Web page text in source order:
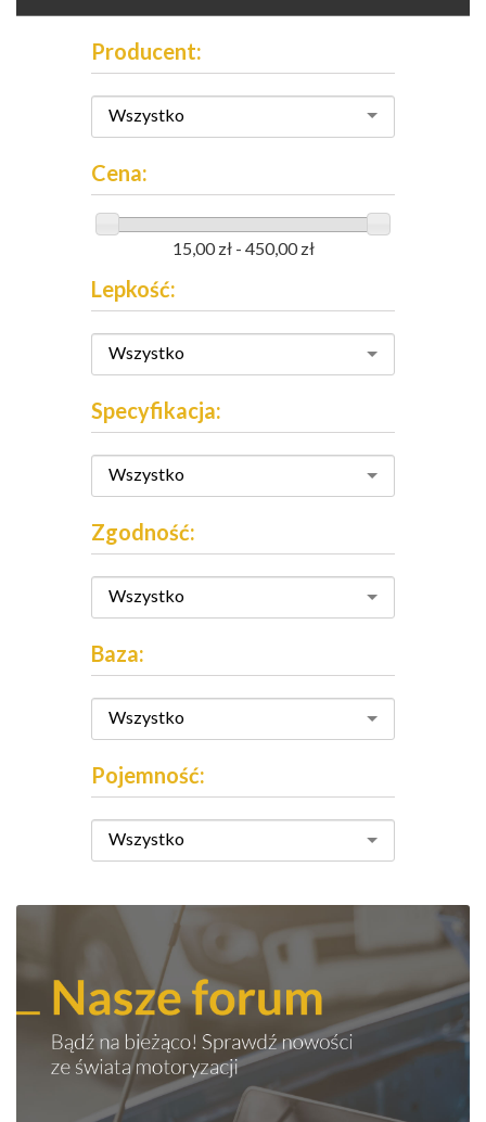
Producent:
Wszystko
Cena:
15,00 zł - 450,00 zł
Lepkość:
Wszystko
Specyfikacja:
Wszystko
Zgodność:
Wszystko
Baza:
Wszystko
Pojemność:
Wszystko